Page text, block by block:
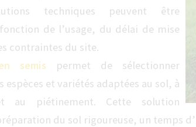
techniques peuvent être
de l’usage, du délai de mise
contraintes du site.
semis permet de sélectionner
espèces et variétés adaptées au sol, à
au piétinement. Cette solution
du sol rigoureuse, un temps